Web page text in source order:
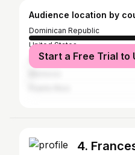
Audience location by
Dominican Republic
United States
Spain
Start a Free Trial to
4.